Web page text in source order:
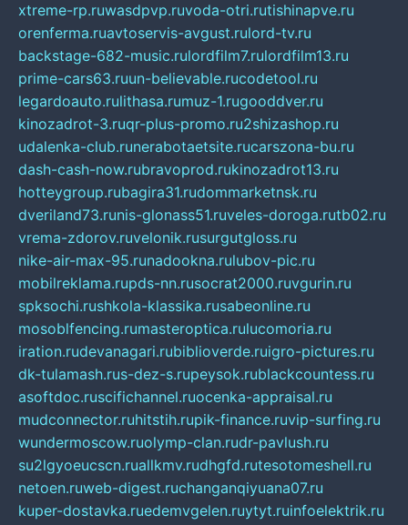
xtreme-rp.ruwasdpvp.ruvoda-otri.rutishinapve.ru
orenferma.ruavtoservis-avgust.rulord-tv.ru
backstage-682-music.rulordfilm7.rulordfilm13.ru
prime-cars63.ruun-believable.rucodetool.ru
legardoauto.rulithasa.rumuz-1.rugooddver.ru
kinozadrot-3.ruqr-plus-promo.ru2shizashop.ru
udalenka-club.runerabotaetsite.rucarszona-bu.ru
dash-cash-now.rubravoprod.rukinozadrot13.ru
hotteygroup.rubagira31.rudommarketnsk.ru
dveriland73.runis-glonass51.ruveles-doroga.rutb02.ru
vrema-zdorov.ruvelonik.rusurgutgloss.ru
nike-air-max-95.runadookna.rulubov-pic.ru
mobilreklama.rupds-nn.rusocrat2000.ruvgurin.ru
spksochi.rushkola-klassika.rusabeonline.ru
mosoblfencing.rumasteroptica.rulucomoria.ru
iration.rudevanagari.rubiblioverde.ruigro-pictures.ru
dk-tulamash.rus-dez-s.rupeysok.rublackcountess.ru
asoftdoc.ruscifichannel.ruocenka-appraisal.ru
mudconnector.ruhitstih.rupik-finance.ruvip-surfing.ru
wundermoscow.ruolymp-clan.rudr-pavlush.ru
su2lgyoeucscn.ruallkmv.rudhgfd.rutesotomeshell.ru
netoen.ruweb-digest.ruchanganqiyuana07.ru
kuper-dostavka.ruedemvgelen.ruytyt.ruinfoelektrik.ru